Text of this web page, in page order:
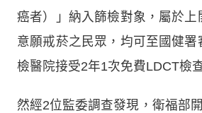
癌者）」納入篩檢對象，屬於上
意願戒菸之民眾，均可至國健署
檢醫院接受2年1次免費LDCT檢
然經2位監委調查發現，衛福部